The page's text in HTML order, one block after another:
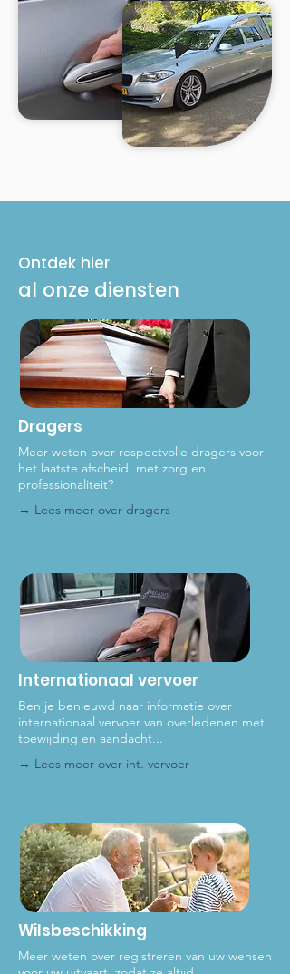
Ontdek hier
al onze diensten
Dragers
Meer weten over respectvolle dragers voor
het laatste afscheid, met zorg en
professionaliteit?
→ Lees meer over dragers
Internationaal vervoer
Ben je benieuwd naar informatie over
internationaal vervoer van overledenen met
toewijding en aandacht...
→ Lees meer over int. vervoer
Wilsbeschikking
Meer weten over registreren van uw wensen